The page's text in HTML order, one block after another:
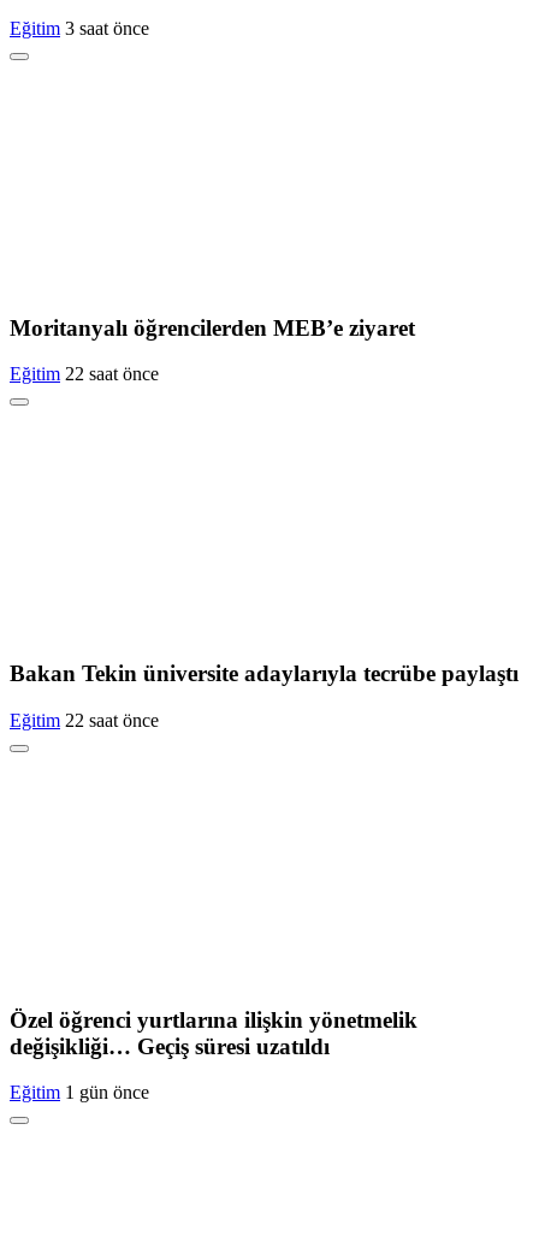
Eğitim 3 saat önce
Moritanyalı öğrencilerden MEB’e ziyaret
Eğitim 22 saat önce
Bakan Tekin üniversite adaylarıyla tecrübe paylaştı
Eğitim 22 saat önce
Özel öğrenci yurtlarına ilişkin yönetmelik
değişikliği… Geçiş süresi uzatıldı
Eğitim 1 gün önce